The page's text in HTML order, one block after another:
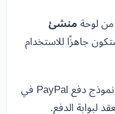
منشئ
جاهزًا للاستخدام
وهذا يمنحك طريقة بسيطة لإنشاء نموذج دفع PayPal في
لبوابة الدفع.